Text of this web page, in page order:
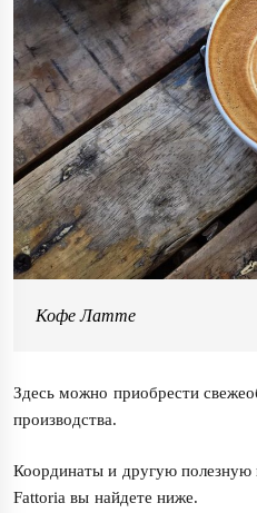
Кофе Латте
Здесь можно приобрести
производства.
Координаты и другую
Fattoria вы найдете ниже.